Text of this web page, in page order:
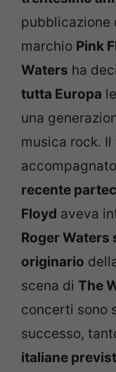
pubblicazione
marchio Pink
Waters ha
tutta Europa
una
musica rock.
recente
Floyd aveva
Roger Waters
originario
scena di The
concerti sono
successo,
italiane